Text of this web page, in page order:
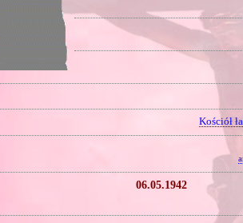
Kościół
06.05.1942